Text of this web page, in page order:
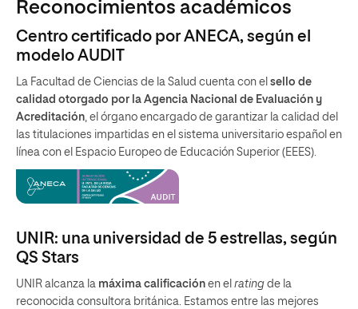
Reconocimientos académicos
Centro certificado por ANECA, según el
modelo AUDIT
La Facultad de Ciencias de la Salud cuenta con el sello de
calidad otorgado por la Agencia Nacional de Evaluación y
Acreditación, el órgano encargado de garantizar la calidad del
las titulaciones impartidas en el sistema universitario español en
línea con el Espacio Europeo de Educación Superior (EEES).
UNIR: una universidad de 5 estrellas, según
QS Stars
UNIR alcanza la máxima calificación en el rating de la
reconocida consultora británica. Estamos entre las mejores